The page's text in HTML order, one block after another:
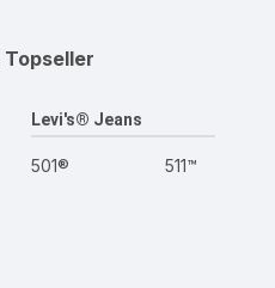
Topseller
Levi's® Jeans
501® 511™